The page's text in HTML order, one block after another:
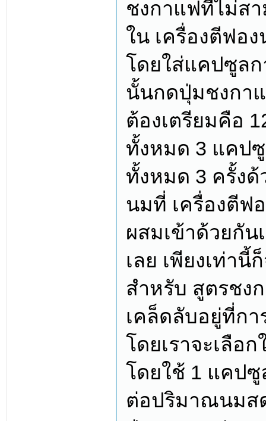
ชงกาแฟที่ไม่ส
ใน เครื่องตีฟอ
โดยใส่แคปซูลก
นั้นกดปุ่มชงกา
ต้องเตรียมคือ
ทั้งหมด 3 แคป
ทั้งหมด 3 ครั้ง
นมที่ เครื่องตีฟ
ผสมเข้าด้วยกั
เลย เพียงเท่า
สำหรับ สูตรชง
เคล็ดลับอยู่ที่ก
โดยเราจะเลือ
โดยใช้ 1 แคป
ต่อปริมาณนมส